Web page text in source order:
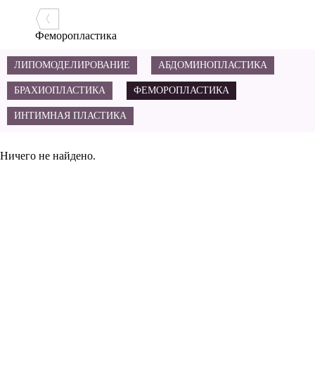
Феморопластика
ЛИПОМОДЕЛИРОВАНИЕ АБДОМИНОПЛАСТИКА
БРАХИОПЛАСТИКА ФЕМОРОПЛАСТИКА
ИНТИМНАЯ ПЛАСТИКА
Ничего не найдено.